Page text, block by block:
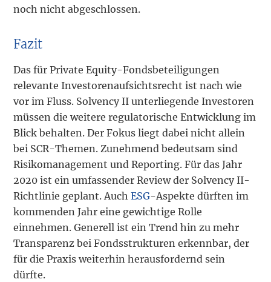
noch nicht abgeschlossen.
Fazit
Das für Private Equity-Fondsbeteiligungen
relevante Investorenaufsichtsrecht ist nach wie
vor im Fluss. Solvency II unterliegende Investoren
müssen die weitere regulatorische Entwicklung im
Blick behalten. Der Fokus liegt dabei nicht allein
bei SCR-Themen. Zunehmend bedeutsam sind
Risikomanagement und Reporting. Für das Jahr
2020 ist ein umfassender Review der Solvency II-
Richtlinie geplant. AuchESG-Aspekte dürften im
kommenden Jahr eine gewichtige Rolle
einnehmen. Generell ist ein Trend hin zu mehr
Transparenz bei Fondsstrukturen erkennbar, der
für die Praxis weiterhin herausfordernd sein
dürfte.